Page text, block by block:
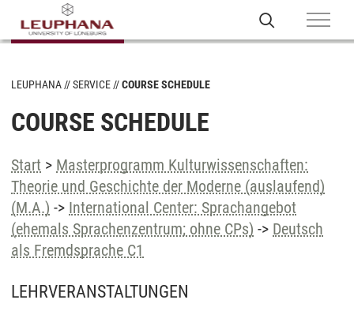
LEUPHANA SERVICE COURSE SCHEDULE
COURSE SCHEDULE
Start > Masterprogramm Kulturwissenschaften:
Theorie und Geschichte der Moderne (auslaufend)
(M.A.) -> International Center: Sprachangebot
(ehemals Sprachenzentrum; ohne CPs) -> Deutsch
als Fremdsprache C1
LEHRVERANSTALTUNGEN